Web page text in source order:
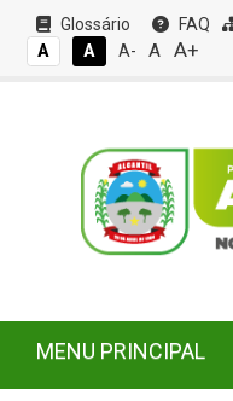
Glossário FAQ
A
A A- A A+
MENU PRINCIPAL